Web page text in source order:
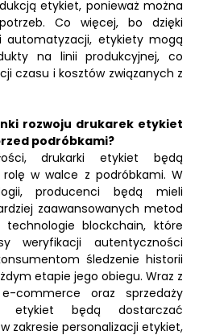
etykiet, ponieważ można
Co więcej, bo dzięki
automatyzacji, etykiety mogą
na linii produkcyjnej, co
czasu i kosztów związanych z
rozwoju drukarek etykiet
podróbkami?
drukarki etykiet będą
rolę w walce z podróbkami. W
producenci będą mieli
zaawansowanych metod
technologie blockchain, które
weryfikacji autentyczności
śledzenie historii
etapie jego obiegu. Wraz z
commerce oraz sprzedaży
etykiet będą dostarczać
zakresie personalizacji etykiet,